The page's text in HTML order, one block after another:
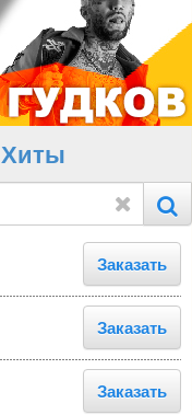
Хиты
Заказать
Заказать
Заказать